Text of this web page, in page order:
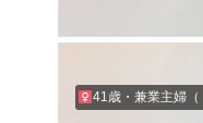
41歳・兼業主婦（